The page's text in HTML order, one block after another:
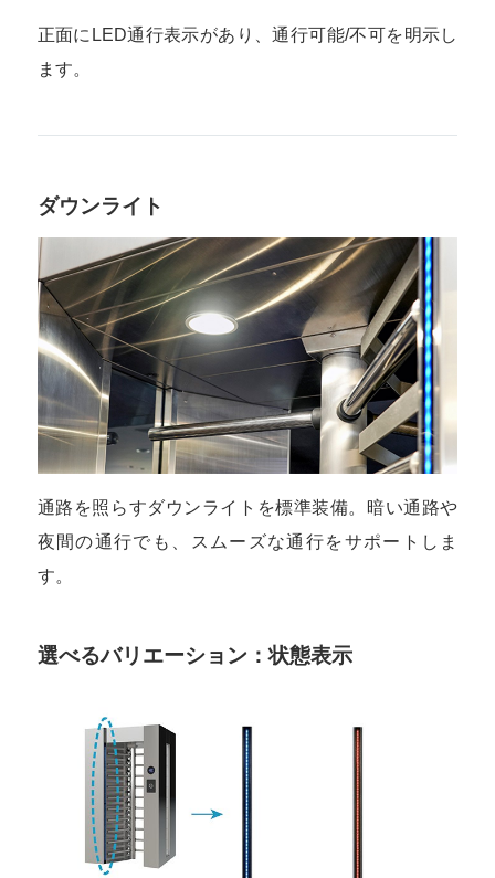
正面にLED通行表示があり、通行可能/不可を明示し
ます。
ダウンライト
通路を照らすダウンライトを標準装備。暗い通路や
夜間の通行でも、スムーズな通行をサポートしま
す。
選べるバリエーション：状態表示